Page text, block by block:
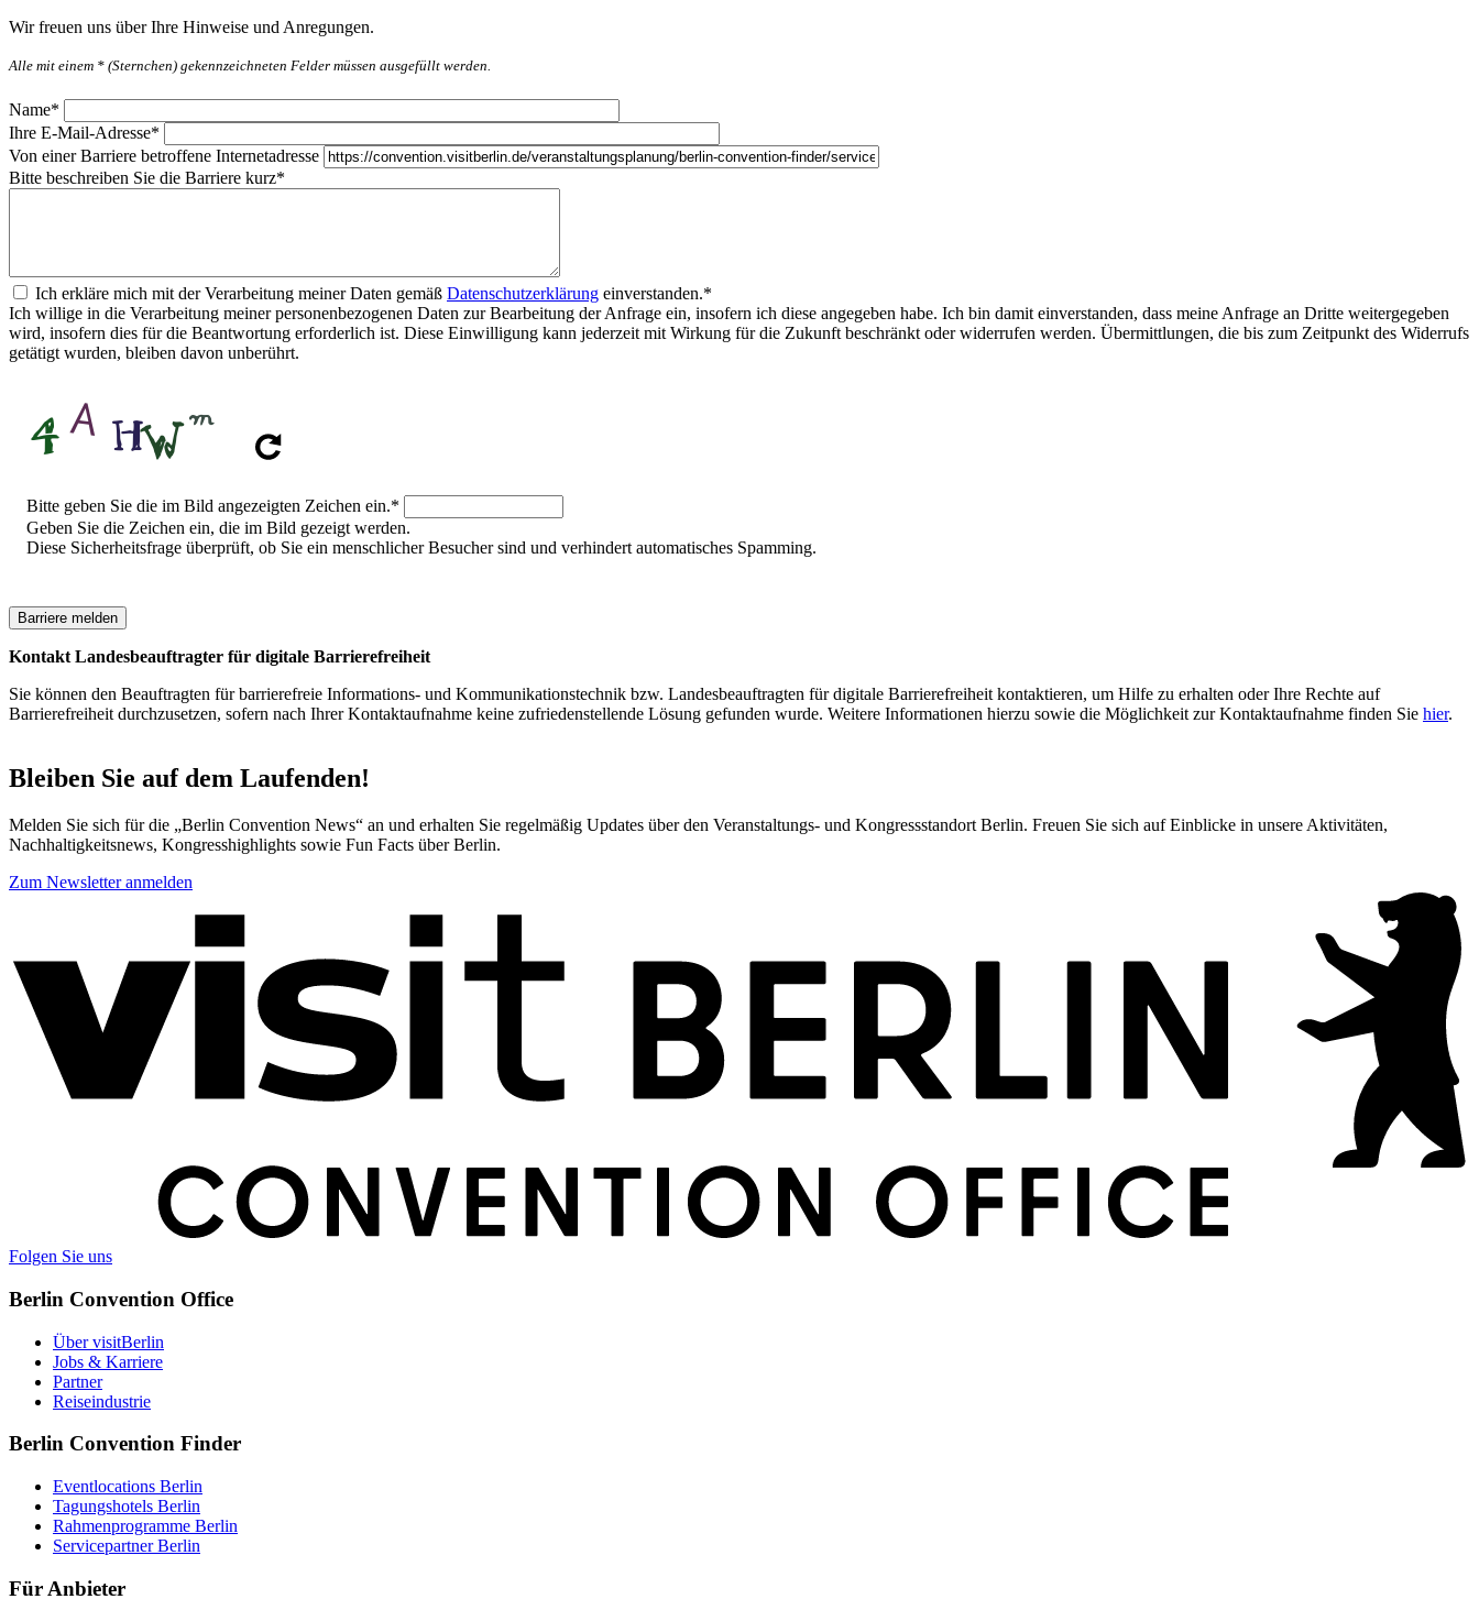
Wir freuen uns über Ihre Hinweise und Anregungen.
Alle mit einem * (Sternchen) gekennzeichneten Felder müssen ausgefüllt werden.
Name*
Ihre E-Mail-Adresse*
Von einer Barriere betroffene Internetadresse
Bitte beschreiben Sie die Barriere kurz*
Ich erkläre mich mit der Verarbeitung meiner Daten gemäß Datenschutzerklärung einverstanden.*
Ich willige in die Verarbeitung meiner personenbezogenen Daten zur Bearbeitung der Anfrage ein, insofern ich diese angegeben habe. Ich bin damit einverstanden, dass meine Anfrage an Dritte weitergegeben
wird, insofern dies für die Beantwortung erforderlich ist. Diese Einwilligung kann jederzeit mit Wirkung für die Zukunft beschränkt oder widerrufen werden. Übermittlungen, die bis zum Zeitpunkt des Widerrufs
getätigt wurden, bleiben davon unberührt.
Sicherheitsfrage
Bitte geben Sie die im Bild angezeigten Zeichen ein.*
Geben Sie die Zeichen ein, die im Bild gezeigt werden.
Diese Sicherheitsfrage überprüft, ob Sie ein menschlicher Besucher sind und verhindert automatisches Spamming.
Kontakt Landesbeauftragter für digitale Barrierefreiheit
Sie können den Beauftragten für barrierefreie Informations- und Kommunikationstechnik bzw. Landesbeauftragten für digitale Barrierefreiheit kontaktieren, um Hilfe zu erhalten oder Ihre Rechte auf
Barrierefreiheit durchzusetzen, sofern nach Ihrer Kontaktaufnahme keine zufriedenstellende Lösung gefunden wurde. Weitere Informationen hierzu sowie die Möglichkeit zur Kontaktaufnahme finden Sie hier.
Bleiben Sie auf dem Laufenden!
Melden Sie sich für die „Berlin Convention News“ an und erhalten Sie regelmäßig Updates über den Veranstaltungs- und Kongressstandort Berlin. Freuen Sie sich auf Einblicke in unsere Aktivitäten,
Nachhaltigkeitsnews, Kongresshighlights sowie Fun Facts über Berlin.
Zum Newsletter anmelden
Informationen
Folgen Sie uns
Berlin Convention Office
Über visitBerlin
Jobs & Karriere
Partner
Reiseindustrie
Berlin Convention Finder
Eventlocations Berlin
Tagungshotels Berlin
Rahmenprogramme Berlin
Servicepartner Berlin
Für Anbieter